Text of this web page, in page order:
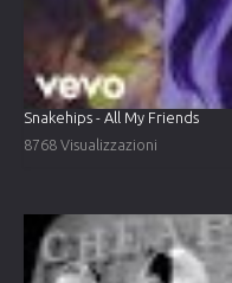
Snakehips - All My Friends
8768 Visualizzazioni